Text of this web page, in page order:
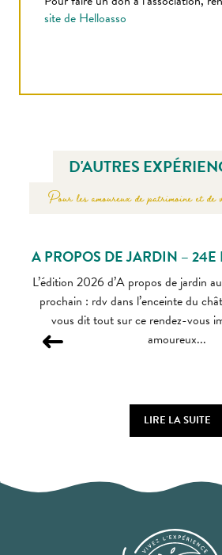
site de Helloasso
D'AUTRES
Pour les amoureux de patrimoine et
A PROPOS DE JARDIN –
L’édition 2026 d’A propos de jardin
prochain : rdv dans l’enceinte du
vous dit tout sur ce rendez-vous
amoureux...
LIRE LA SUITE